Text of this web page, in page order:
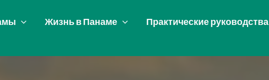
Жизнь в Панаме Практические руководства